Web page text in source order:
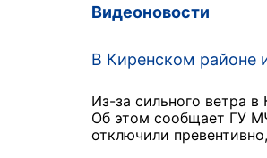
Видеоновости
В Киренском районе
Из-за сильного ветра в
Об этом сообщает ГУ
отключили